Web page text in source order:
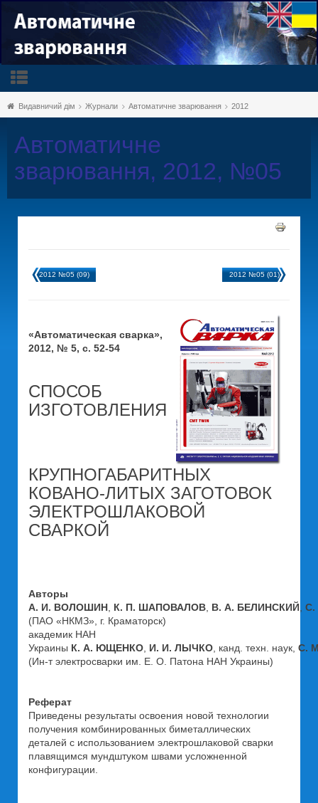
Видавничий дім Журнали Автоматичне зварювання 2012
Автоматичне
зварювання, 2012, №05
2012 №05 (09) 2012 №05 (01)
«Автоматическая сварка»,
2012, № 5, с. 52-54
СПОСОБ
ИЗГОТОВЛЕНИЯ
КРУПНОГАБАРИТНЫХ
КОВАНО-ЛИТЫХ ЗАГОТОВОК
ЭЛЕКТРОШЛАКОВОЙ
СВАРКОЙ
Авторы
А. И. ВОЛОШИН К. П. ШАПОВАЛОВ В. А. БЕЛИНСКИЙ С.
(ПАО «НКМЗ», г. Краматорск)
академик НАН
Украины К. А. ЮЩЕНКО И. И. ЛЫЧКО , канд. техн. наук, С.
(Ин-т электросварки им. Е. О. Патона НАН Украины)
Реферат
Приведены результаты освоения новой технологии
получения комбинированных биметаллических
деталей с использованием электрошлаковой сварки
плавящимся мундштуком швами усложненной
конфигурации.